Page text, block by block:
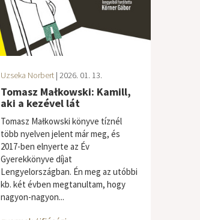
Uzseka Norbert| 2026. 01. 13.
Tomasz Małkowski: Kamill,
aki a kezével lát
Tomasz Małkowski könyve tíznél
több nyelven jelent már meg, és
2017-ben elnyerte az Év
Gyerekkönyve díjat
Lengyelországban. Én meg az utóbbi
kb. két évben megtanultam, hogy
nagyon-nagyon...